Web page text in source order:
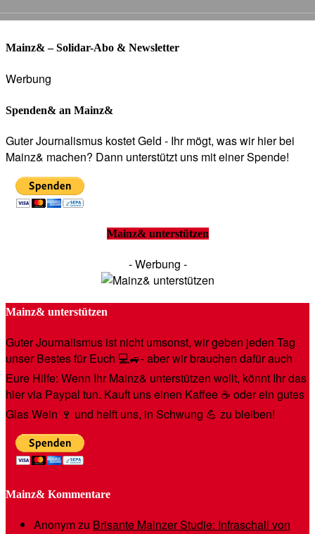
Mainz& – Solidar-Abo & Newsletter
Werbung
Spenden& an Mainz&
Guter Journalismus kostet Geld - Ihr mögt, was wir hier bei
Mainz& machen? Dann unterstützt uns mit einer Spende!
Mainz& unterstützen
- Werbung -
Mainz& unterstützen
Guter Journalismus ist nicht umsonst, wir geben jeden Tag
unser Bestes für Euch 💻🚙- aber wir brauchen dafür auch
Eure Hilfe: Wenn Ihr Mainz& unterstützen wollt, könnt Ihr das
hier via Paypal tun. Kauft uns einen Kaffee ☕️ oder ein gutes
Glas Wein 🍷 und helft uns, in Schwung 💪 zu bleiben!
Mainz& Kommentare
Anonymzu Brisante Mainzer Studie: Infraschall von